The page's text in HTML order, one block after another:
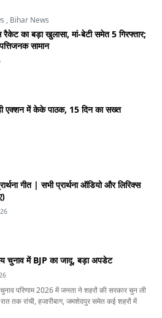
, Bihar News
का बड़ा खुलासा, मां-बेटी समेत 5 गिरफ्तार;
सामान
एक्शन में केके पाठक, 15 दिन का सख्त
गीत | सभी प्रार्थना ऑडियो और लिरिक्स
चुनाव में BJP का जादू, बड़ा अपडेट
परिणाम 2026 में जनता ने शहरों की सरकार चुन ली
तक रांची, हजारीबाग, जमशेदपुर समेत कई शहरों में